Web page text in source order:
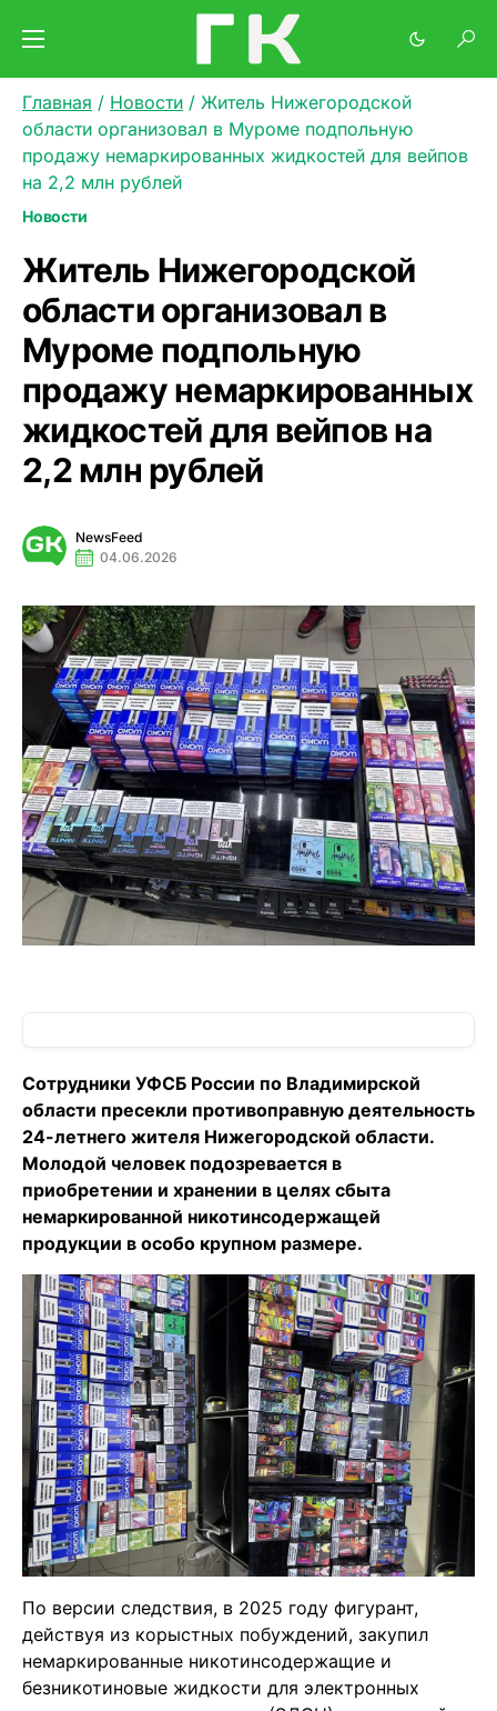
Главная / Новости / Житель Нижегородской
области организовал в Муроме подпольную
продажу немаркированных жидкостей для вейпов
на 2,2 млн рублей
Новости
Житель Нижегородской
области организовал в
Муроме подпольную
продажу немаркированных
жидкостей для вейпов на
2,2 млн рублей
NewsFeed
04.06.2026
Сотрудники УФСБ России по Владимирской
области пресекли противоправную деятельность
24-летнего жителя Нижегородской области.
Молодой человек подозревается в
приобретении и хранении в целях сбыта
немаркированной никотинсодержащей
продукции в особо крупном размере.
По версии следствия, в 2025 году фигурант,
действуя из корыстных побуждений, закупил
немаркированные никотинсодержащие и
безникотиновые жидкости для электронных